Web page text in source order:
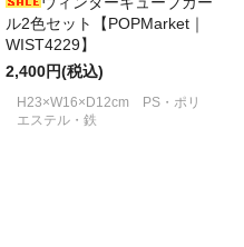
ル2色セット【POPMarket｜
WIST4229】
2,400円(税込)
H23×W16×D12cm PS・ポリ
エステル・鉄